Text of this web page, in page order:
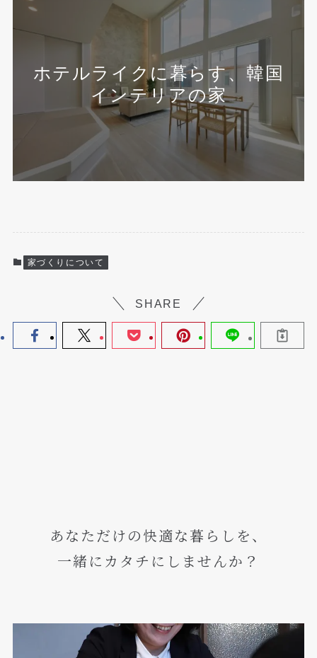
ホテルライクに暮らす、韓国
インテリアの家
家づくりについて
SHARE
あなただけの快適な暮らしを、
一緒にカタチにしませんか？